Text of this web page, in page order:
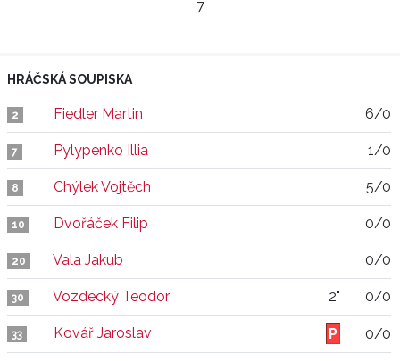
7
HRÁČSKÁ SOUPISKA
2 Fiedler Martin 6/0
7 Pylypenko Illia 1/0
8 Chýlek Vojtěch 5/0
10 Dvořáček Filip 0/0
20 Vala Jakub 0/0
30 Vozdecký Teodor 2" 0/0
33 Kovář Jaroslav 0/0